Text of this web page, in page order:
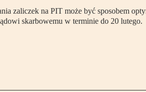
zaliczek na PIT może być sposobem
skarbowemu w terminie do 20 lutego.